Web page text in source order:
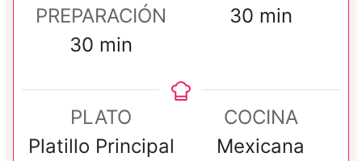
PREPARACIÓN
30 m
u
min
30m
t
min
PLATO
Platillo Principal
COCINA
Mexicana